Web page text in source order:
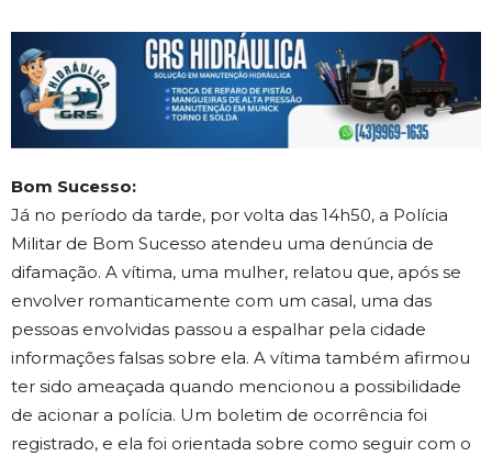
Bom Sucesso:
Já no período da tarde, por volta das 14h50, a Polícia
Militar de Bom Sucesso atendeu uma denúncia de
difamação. A vítima, uma mulher, relatou que, após se
envolver romanticamente com um casal, uma das
pessoas envolvidas passou a espalhar pela cidade
informações falsas sobre ela. A vítima também afirmou
ter sido ameaçada quando mencionou a possibilidade
de acionar a polícia. Um boletim de ocorrência foi
registrado, e ela foi orientada sobre como seguir com o